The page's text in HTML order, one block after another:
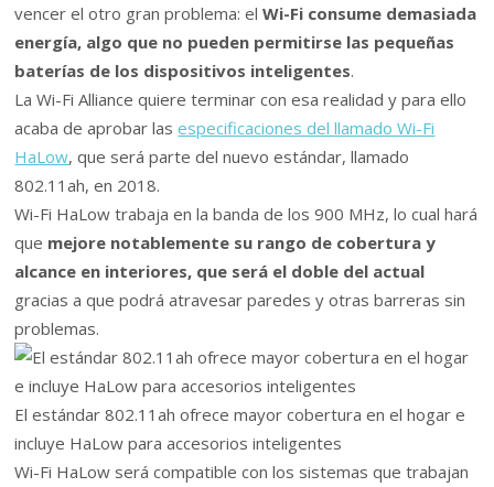
vencer el otro gran problema: elWi-Fi consume demasiada
energía, algo que no pueden permitirse las pequeñas
baterías de los dispositivos inteligentes.
La Wi-Fi Alliance quiere terminar con esa realidad y para ello
acaba de aprobar lasespecificaciones del llamado Wi-Fi
HaLow, que será parte del nuevo estándar, llamado
802.11ah, en 2018.
Wi-Fi HaLow trabaja en la banda de los 900 MHz, lo cual hará
que mejore notablemente su rango de cobertura y
alcance en interiores, que será el doble del actual
gracias a que podrá atravesar paredes y otras barreras sin
problemas.
El estándar 802.11ah ofrece mayor cobertura en el hogar e
incluye HaLow para accesorios inteligentes
Wi-Fi HaLow será compatible con los sistemas que trabajan